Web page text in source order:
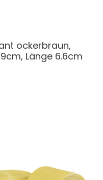
ockerbraun,
Länge 6.6cm